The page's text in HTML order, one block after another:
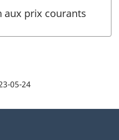
aux prix courants
05-24